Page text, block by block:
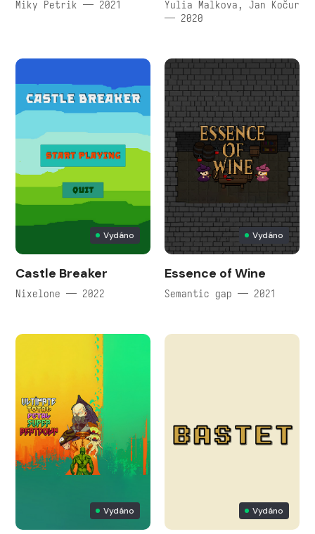
Miky Petrik — 2021
Yulia Malkova, Jan Kočur
— 2020
Vydáno
Castle Breaker
Nixelone — 2022
Vydáno
Essence of Wine
Semantic gap — 2021
Vydáno Vydáno